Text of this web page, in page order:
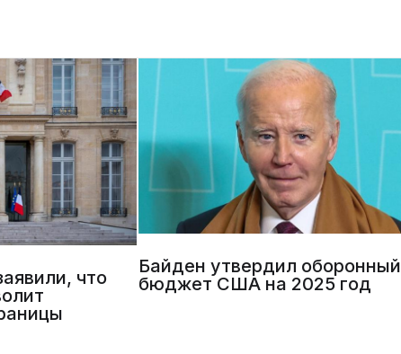
что
Байден утвердил оборонный
бюджет США на 2025 год